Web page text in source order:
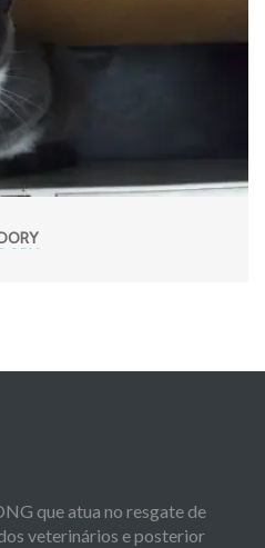
que atua no resgate de
veterinários e posterior